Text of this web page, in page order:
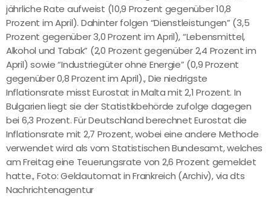
jährliche Rate aufweist (10,9 Prozent gegenüber 10,8
Prozent im April). Dahinter folgen “Dienstleistungen” (3,5
Prozent gegenüber 3,0 Prozent im April), “Lebensmittel,
Alkohol und Tabak” (2,0 Prozent gegenüber 2,4 Prozent im
April) sowie “Industriegüter ohne Energie” (0,9 Prozent
gegenüber 0,8 Prozent im April)., Die niedrigste
Inflationsrate misst Eurostat in Malta mit 2,1 Prozent. In
Bulgarien liegt sie der Statistikbehörde zufolge dagegen
bei 6,3 Prozent. Für Deutschland berechnet Eurostat die
Inflationsrate mit 2,7 Prozent, wobei eine andere Methode
verwendet wird als vom Statistischen Bundesamt, welches
am Freitag eine Teuerungsrate von 2,6 Prozent gemeldet
hatte., Foto: Geldautomat in Frankreich (Archiv), via dts
Nachrichtenagentur